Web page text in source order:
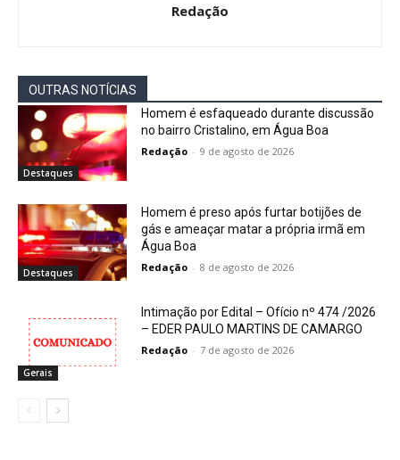
Redação
OUTRAS NOTÍCIAS
Destaques
Homem é esfaqueado durante discussão
no bairro Cristalino, em Água Boa
Redação - 9 de agosto de 2026
Destaques
Homem é preso após furtar botijões de
gás e ameaçar matar a própria irmã em
Água Boa
Redação - 8 de agosto de 2026
Gerais
Intimação por Edital – Ofício nº 474 /2026
– EDER PAULO MARTINS DE CAMARGO
Redação - 7 de agosto de 2026